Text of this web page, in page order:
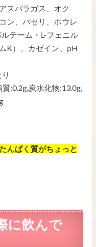
スパラガス、オク
ン、パセリ、ホウレ
テーム・L-フェニル
K）、カゼイン、pH
:0.2g,炭水化物:13.0g,
んぱく質がちょっと
に飲んで